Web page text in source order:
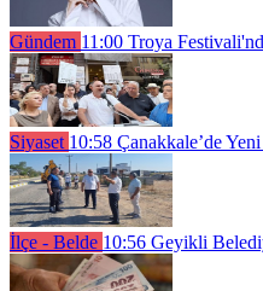
Gündem 11:00 Troya
Siyaset 10:58 Çanakkale’de
İlçe - Belde 10:56 Geyikli